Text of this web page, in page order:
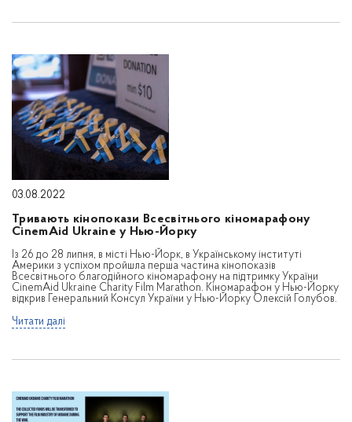
03.08.2022
Тривають кінопокази Всесвітнього кіномарафону
CinemAid Ukraine у Нью-Йорку
Із 26 до 28 липня, в місті Нью-Йорк, в Українському інституті
Америки з успіхом пройшла перша частина кінопоказів
Всесвітнього благодійного кіномарафону на підтримку України
CinemAid Ukraine Charity Film Marathon. Кіномарафон у Нью-Йорку
відкрив Генеральний Консул України у Нью-Йорку Олексій Голубов.
Читати далі